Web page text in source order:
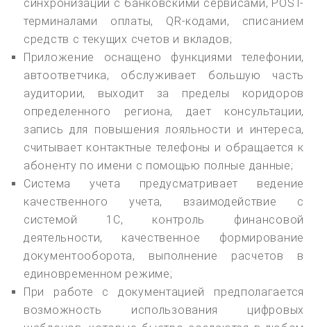
синхронизации с банковскими сервисами, POST-
терминалами оплаты, QR-кодами, списанием
средств с текущих счетов и вкладов;
Приложение оснащено функциями телефонии,
автоответчика, обслуживает большую часть
аудитории, выходит за пределы коридоров
определенного региона, дает консультации,
запись для повышения лояльности и интереса,
считывает контактные телефоны и обращается к
абоненту по имени с помощью полные данные;
Система учета предусматривает ведение
качественного учета, взаимодействие с
системой 1С, контроль финансовой
деятельности, качественное формирование
документооборота, выполнение расчетов в
единовременном режиме;
При работе с документацией предполагается
возможность использования цифровых